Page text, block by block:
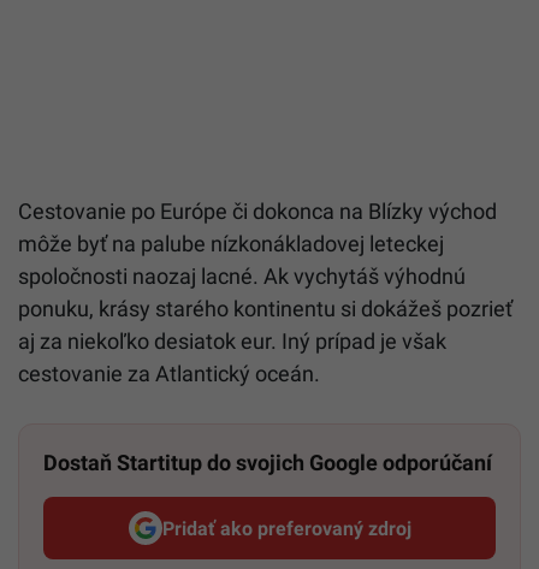
Cestovanie po Európe či dokonca na Blízky východ
môže byť na palube nízkonákladovej leteckej
spoločnosti naozaj lacné. Ak vychytáš výhodnú
ponuku, krásy starého kontinentu si dokážeš pozrieť
aj za niekoľko desiatok eur. Iný prípad je však
cestovanie za Atlantický oceán.
Dostaň Startitup do svojich Google odporúčaní
Pridať ako preferovaný zdroj
Startitup, odkaz sa otvorí v